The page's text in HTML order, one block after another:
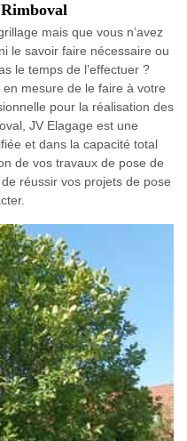
mais que vous n’avez
le savoir faire nécessaire ou
le temps de l’effectuer ?
mesure de le faire à votre
pour la réalisation des
JV Elagage est une
et dans la capacité total
de vos travaux de pose de
réussir vos projets de pose